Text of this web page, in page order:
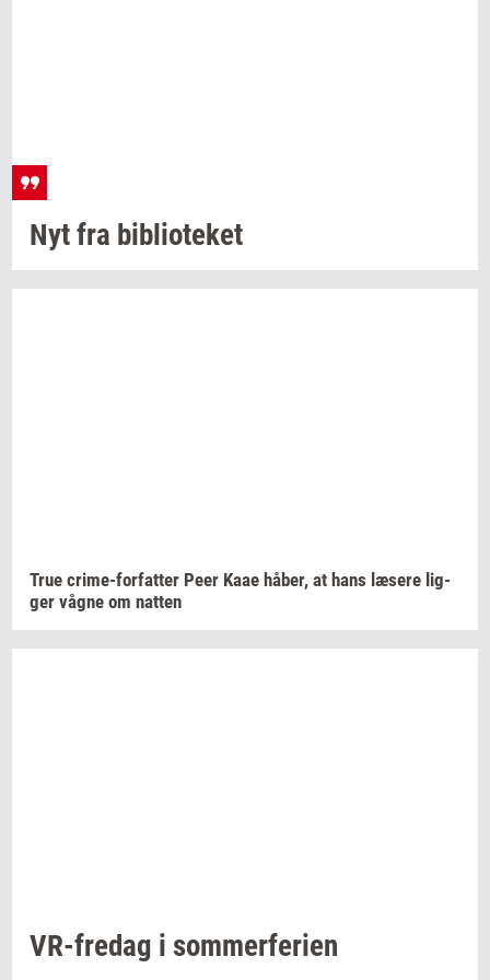
Nyt fra bi­bli­o­te­ket
True crime-​forfatter Peer Kaae håber, at hans læ­se­re lig­
ger vågne om nat­ten
VR-​fredag i som­mer­fe­ri­en